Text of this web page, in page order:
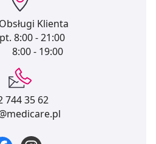
Klienta
8:00 - 21:00
8:00 - 19:00
744 35 62